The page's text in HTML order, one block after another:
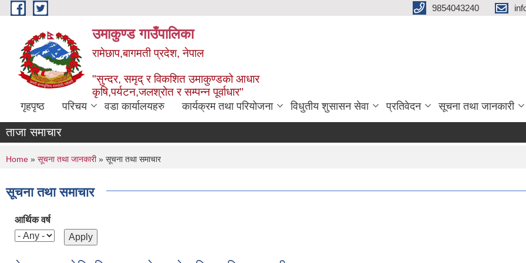
Skip to main content 9854043240
उमाकुण्ड गाउँपालिका
रामेछाप,बागमती प्रदेश, नेपाल
"सुन्दर, समृद् र विकशित उमाकुण्डको आधार
कृषि,पर्यटन,जलश्रोत र सम्पन्न पूर्वाधार"
गृहपृष्ठ परिचय वडा कार्यालयहरु कार्यक्रम तथा परियोजना विधुतीय शुसासन सेवा प्रतिवेदन सूचना तथा जानकारी
ताजा समाचार
You are here
Home » सूचना तथा जानकारी» सूचना तथा समाचार
सूचना तथा समाचार
आर्थिक वर्ष